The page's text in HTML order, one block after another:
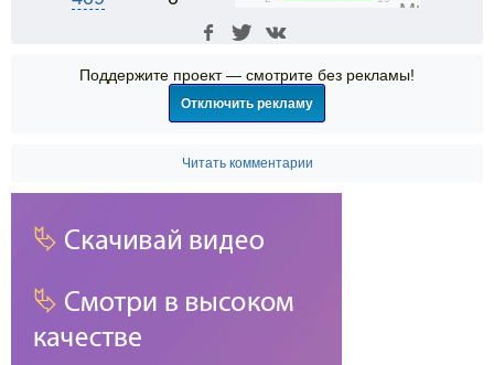
Поддержите проект — смотрите без рекламы!
Отключить рекламу
Читать комментарии